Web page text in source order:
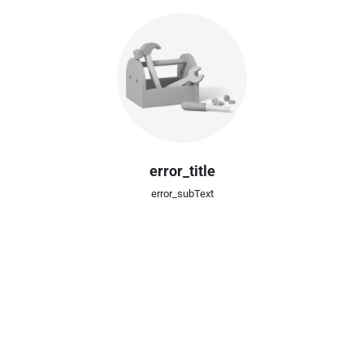
error_title
error_subText